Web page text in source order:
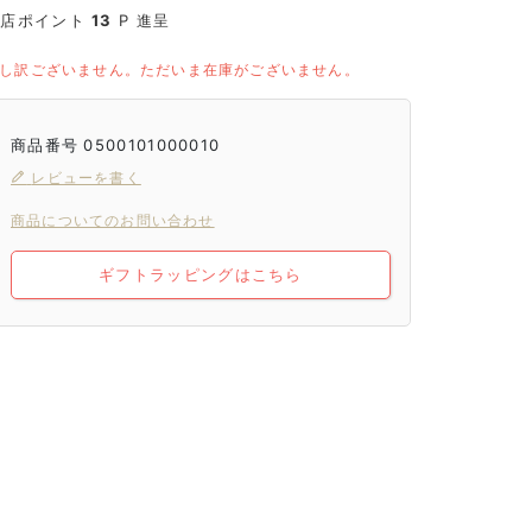
ポイント 13 P 進呈
訳ございません。ただいま在庫がございません。
商品番号 0500101000010
レビューを書く
商品についてのお問い合わせ
ギフトラッピングはこちら